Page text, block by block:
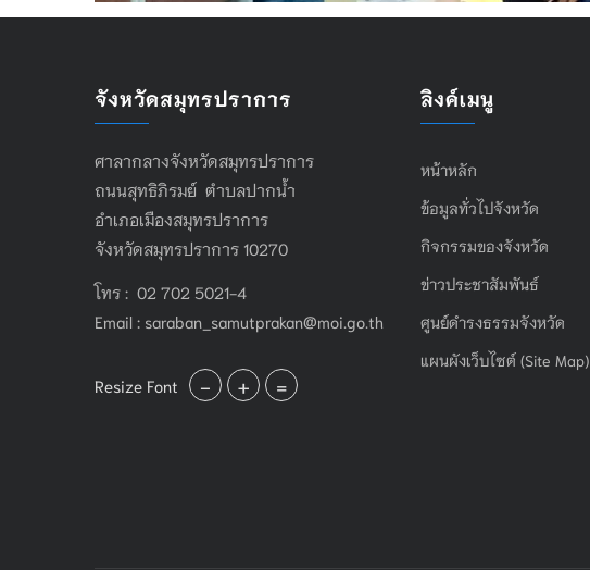
จังหวัดสมุทรปราการ
ศาลากลางจังหวัดสมุทรปราการ
ถนนสุทธิภิรมย์ ตำบลปากน้ำ
อำเภอเมืองสมุทรปราการ
จังหวัดสมุทรปราการ 10270
โทร : 02 702 5021-4
Email : saraban_samutprakan@moi.go.th
Resize Font - + =
ลิงค์เมนู
หน้าหลัก
ข้อมูลทั่วไปจังหวัด
กิจกรรมของจังหวัด
ข่าวประชาสัมพันธ์
ศูนย์ดำรงธรรมจังหวัด
แผนผังเว็บไซต์ (Site Map)